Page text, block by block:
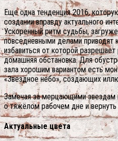
Еще одна тенденция 2016,
создании вправду актуального
Ускоренный ритм судьбы,
повседневными делами приводят
избавиться от которой
домашняя обстановка. Для
зала хорошим вариантом есть
«Звездное небо», создающих
Замечая за мерцающими звездам
о тяжёлом рабочем дне и
Актуальные цвета